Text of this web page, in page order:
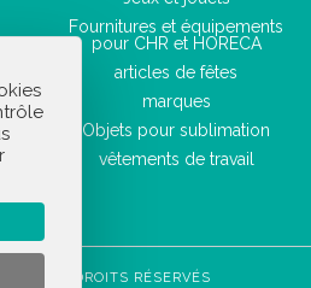
Fournitures et équipements
pour CHR et HORECA
articles de fêtes
marques
Objets pour sublimation
vêtements de travail
- TOUS DROITS RÉSERVÉS